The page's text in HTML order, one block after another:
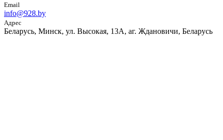
Email
info@928.by
Адрес
Беларусь, Минск, ул. Высокая, 13А, аг. Ждановичи, Беларусь